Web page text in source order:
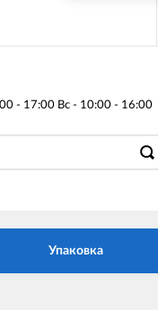
- 17:00 Вс - 10:00 - 16:00
Упаковка